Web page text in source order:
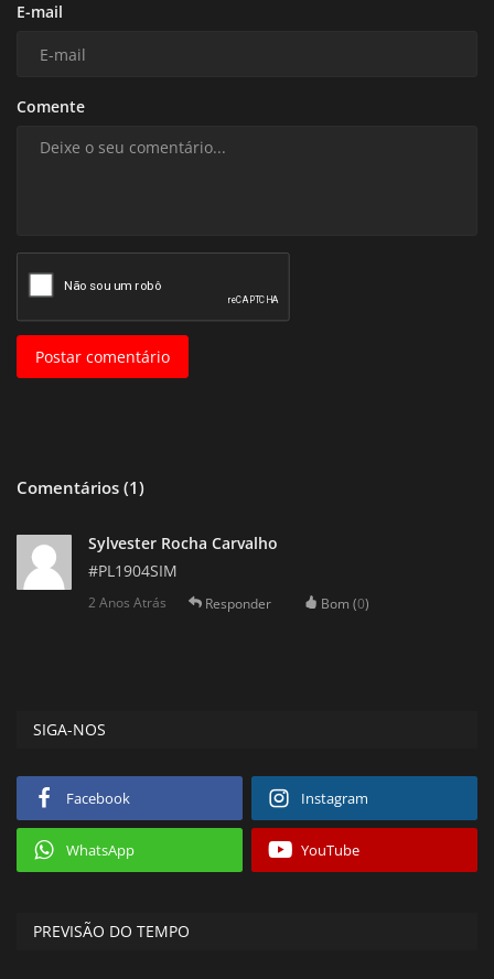
E-mail
Comente
Postar comentário
Comentários (1)
Sylvester Rocha Carvalho
#PL1904SIM
2 Anos Atrás Responder Bom (0)
SIGA-NOS
Facebook Instagram
WhatsApp YouTube
PREVISÃO DO TEMPO